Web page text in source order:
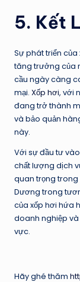
5. Kết
Sự phát triển
tăng trưởng của
cầu ngày càng
mại. Xốp hơi, với
đang trở thành
và bảo quản
này.
Với sự đầu tư
chất lượng dịch
quan trọng trong
Dương trong
của xốp hơi hứa
doanh nghiệp
vực.
Hãy ghé thăm